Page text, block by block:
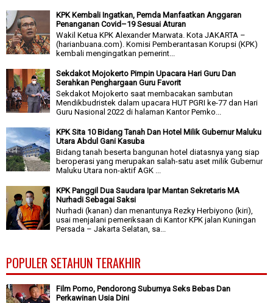
KPK Kembali Ingatkan, Pemda Manfaatkan Anggaran
Penanganan Covid–19 Sesuai Aturan
Wakil Ketua KPK Alexander Marwata. Kota JAKARTA –
(harianbuana.com). Komisi Pemberantasan Korupsi (KPK)
kembali mengingatkan pemerint...
Sekdakot Mojokerto Pimpin Upacara Hari Guru Dan
Serahkan Penghargaan Guru Favorit
Sekdakot Mojokerto saat membacakan sambutan
Mendikbudristek dalam upacara HUT PGRI ke-77 dan Hari
Guru Nasional 2022 di halaman Kantor Pemko...
KPK Sita 10 Bidang Tanah Dan Hotel Milik Gubernur Maluku
Utara Abdul Gani Kasuba
Bidang tanah beserta bangunan hotel diatasnya yang siap
beroperasi yang merupakan salah-satu aset milik Gubernur
Maluku Utara non-aktif AGK ...
KPK Panggil Dua Saudara Ipar Mantan Sekretaris MA
Nurhadi Sebagai Saksi
Nurhadi (kanan) dan menantunya Rezky Herbiyono (kiri),
usai menjalani pemeriksaan di Kantor KPK jalan Kuningan
Persada – Jakarta Selatan, sa...
POPULER SETAHUN TERAKHIR
Film Porno, Pendorong Suburnya Seks Bebas Dan
Perkawinan Usia Dini